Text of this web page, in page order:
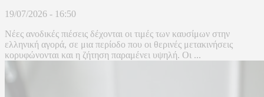
19/07/2026 - 16:50
Νέες ανοδικές πιέσεις δέχονται οι τιμές των καυσίμων στην
ελληνική αγορά, σε μια περίοδο που οι θερινές μετακινήσεις
κορυφώνονται και η ζήτηση παραμένει υψηλή. Οι ...